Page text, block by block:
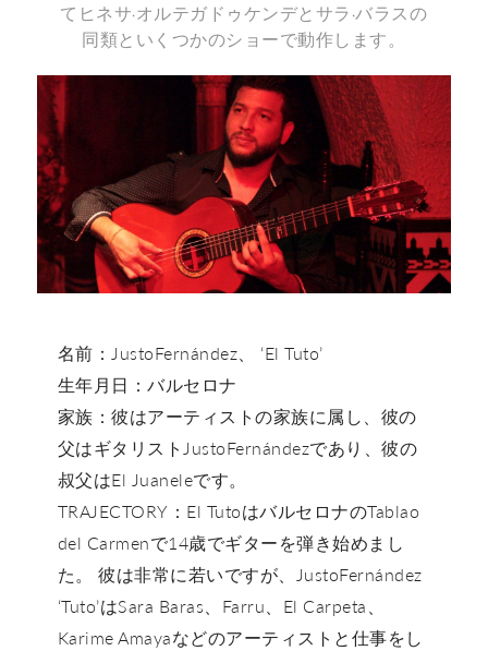
てヒネサ·オルテガドゥケンデとサラ·バラスの
同類といくつかのショーで動作します。
名前：JustoFernández、 ‘El Tuto’
生年月日：バルセロナ
家族：彼はアーティストの家族に属し、彼の
父はギタリストJustoFernándezであり、彼の
叔父はEl Juaneleです。
TRAJECTORY：El TutoはバルセロナのTablao
del Carmenで14歳でギターを弾き始めまし
た。 彼は非常に若いですが、JustoFernández
‘Tuto’はSara Baras、Farru、El Carpeta、
Karime Amayaなどのアーティストと仕事をし